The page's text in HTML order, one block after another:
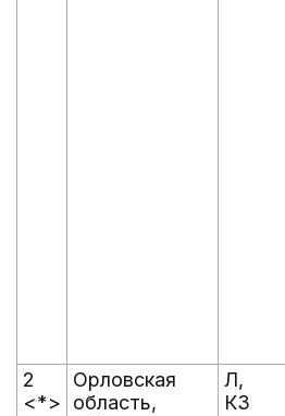
2
<*>
Орловская
область,
Л,
КЗ